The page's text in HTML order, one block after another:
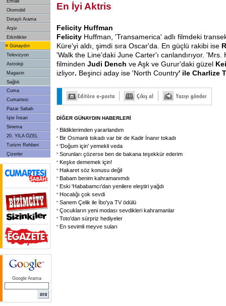
Emlak
Otomobil
Detaylı Arama
Arşiv
Etkinlikler
» Günaydın
Televizyon
Astroloji
Magazin
Sağlık
Cuma
Cumartesi
Pazar Sabah
İşte İnsan
Sinema
20. YILA ÖZEL
Turizm Rehberi
Çizerler
Google Arama
En İyi Aktris
Felicity Huffman
Felicity Huffman, 'Transamerica' adlı filmdeki
Küre'yi aldı, şimdi sıra Oscar'da. En güçlü rakibi ise
'Walk the Line'daki June Carter'ı canlandırıyor.
filminden Judi Dench ve Aşk ve Gurur'daki güzel
izliyor. Beşinci aday ise 'North Country' ile Charlize
DİĞER GÜNAYDIN HABERLERİ
Bildiklerimden yararlandım
Bir Osmanlı tokadı var bir de Kadir İnanır tokadı
'Doğum için' yemekli veda
Sorunları çözerse ben de bakana teşekkür ederim
Keşke dememek için!
Hakaret söz konusu değil
Babam benim kahramanımdı
Eski 'Hababamcı'dan yenilere eleştiri yağdı
Hocalığı çok sevdi
Sanem Çelik ile İbo'ya TV ödülü
Çocukların yeni modası sevdikleri kahramanlar
Toto'dan sürpriz hediyeler
En sevimli meyve suları